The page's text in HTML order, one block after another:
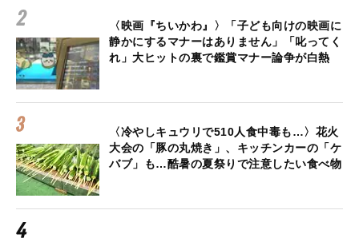
〈映画『ちいかわ』〉「子ども向けの映画に
静かにするマナーはありません」「叱ってく
れ」大ヒットの裏で鑑賞マナー論争が白熱
〈冷やしキュウリで510人食中毒も…〉花火
大会の「豚の丸焼き」、キッチンカーの「ケ
バブ」も…酷暑の夏祭りで注意したい食べ物